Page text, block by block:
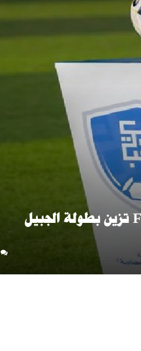
بنكهة احترافية.. كرة معتمدة بشهادة FIFA تزين بطولة الجبيل